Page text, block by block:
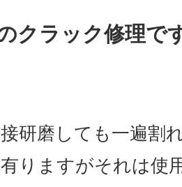
クラック修理で
研磨しても一遍割
りますがそれは使